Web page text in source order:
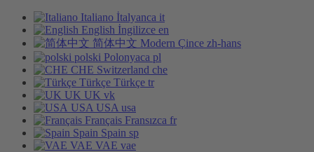
Italiano İtalyanca it
English İngilizce en
简体中文 Modern Çince zh-hans
polski Polonyaca pl
CHE Switzerland che
Türkçe Türkçe tr
UK UK vk
USA USA usa
Français Fransızca fr
Spain Spain sp
VAE VAE vae